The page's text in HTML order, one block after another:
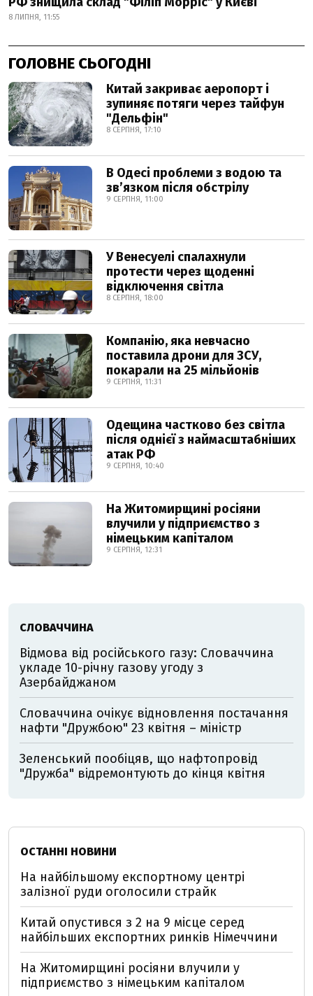
8 ЛИПНЯ, 11:55
ГОЛОВНЕ СЬОГОДНІ
Китай закриває аеропорт і
зупиняє потяги через тайфун
"Дельфін"
8 СЕРПНЯ, 17:10
В Одесі проблеми з водою та
звʼязком після обстрілу
9 СЕРПНЯ, 11:00
У Венесуелі спалахнули
протести через щоденні
відключення світла
8 СЕРПНЯ, 18:00
Компанію, яка невчасно
поставила дрони для ЗСУ,
покарали на 25 мільйонів
9 СЕРПНЯ, 11:31
Одещина частково без світла
після однієї з наймасштабніших
атак РФ
9 СЕРПНЯ, 10:40
На Житомирщині росіяни
влучили у підприємство з
німецьким капіталом
9 СЕРПНЯ, 12:31
СЛОВАЧЧИНА
Відмова від російського газу: Словаччина
укладе 10-річну газову угоду з
Азербайджаном
Словаччина очікує відновлення постачання
нафти "Дружбою" 23 квітня – міністр
Зеленський пообіцяв, що нафтопровід
"Дружба" відремонтують до кінця квітня
ОСТАННІ НОВИНИ
На найбільшому експортному центрі
залізної руди оголосили страйк
Китай опустився з 2 на 9 місце серед
найбільших експортних ринків Німеччини
На Житомирщині росіяни влучили у
підприємство з німецьким капіталом